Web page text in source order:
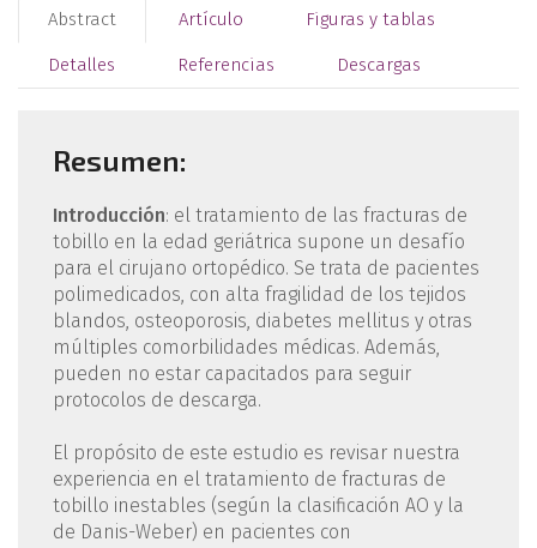
Abstract Artículo Figuras y tablas
Detalles Referencias Descargas
Resumen:
Introducción: el tratamiento de las fracturas de
tobillo en la edad geriátrica supone un desafío
para el cirujano ortopédico. Se trata de pacientes
polimedicados, con alta fragilidad de los tejidos
blandos, osteoporosis, diabetes mellitus y otras
múltiples comorbilidades médicas. Además,
pueden no estar capacitados para seguir
protocolos de descarga.
El propósito de este estudio es revisar nuestra
experiencia en el tratamiento de fracturas de
tobillo inestables (según la clasificación AO y la
de Danis-Weber) en pacientes con